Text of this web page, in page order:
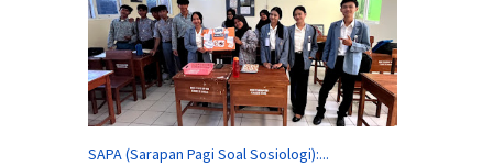
SAPA (Sarapan Pagi Soal Sosiologi):...